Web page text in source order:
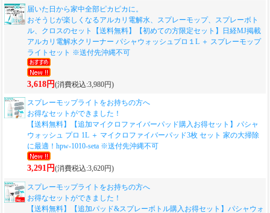
届いた日から家中全部ピカピカに。
おそうじが楽しくなるアルカリ電解水、スプレーモップ、スプレーボト
ル、クロスのセット
【送料無料】【初めての方限定セット】日経MJ掲載
アルカリ電解水クリーナー パシャウォッシュプロ１L ＋ スプレーモップ
ライトセット ※送付先沖縄不可
3,618円(消費税込:3,980円)
スプレーモップライトをお持ちの方へ
お得なセットができました！
【送料無料】【追加マイクロファイバーパッド購入お得セット】パシャ
ウォッシュ プロ 1L ＋ マイクロファイバーパッド3枚 セット 家の大掃除
に最適！hpw-1010-seta ※送付先沖縄不可
3,291円(消費税込:3,620円)
スプレーモップライトをお持ちの方へ
お得なセットができました！
【送料無料】【追加パッド&スプレーボトル購入お得セット】パシャウォ